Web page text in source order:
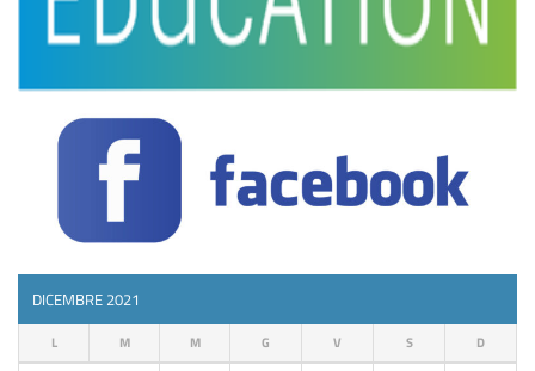
DICEMBRE 2021
L M M G V S D